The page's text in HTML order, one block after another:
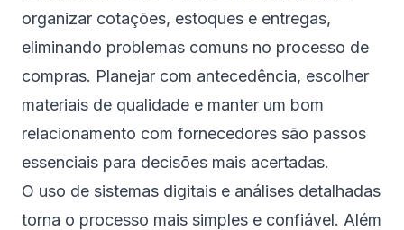
organizar cotações, estoques e entregas,
eliminando problemas comuns no processo de
compras. Planejar com antecedência, escolher
materiais de qualidade e manter um bom
relacionamento com fornecedores são passos
essenciais para decisões mais acertadas.
O uso de sistemas digitais e análises detalhadas
torna o processo mais simples e confiável. Além